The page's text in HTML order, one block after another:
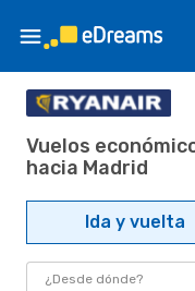
Vuelos
hacia Madrid
Ida y vuelta
¿Desde dónde?